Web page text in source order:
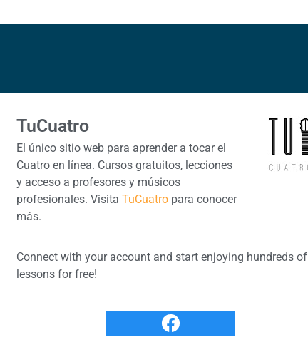
TuCuatro
El único sitio web para aprender a tocar el
Cuatro en línea. Cursos gratuitos, lecciones
y acceso a profesores y músicos
profesionales. Visita TuCuatro para conocer
más.
Connect with your account and start enjoying hundreds of
lessons for free!